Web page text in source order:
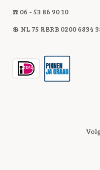
☎️ 06 - 53 86 90 10
💲 NL 75 RBRB 0200 6834